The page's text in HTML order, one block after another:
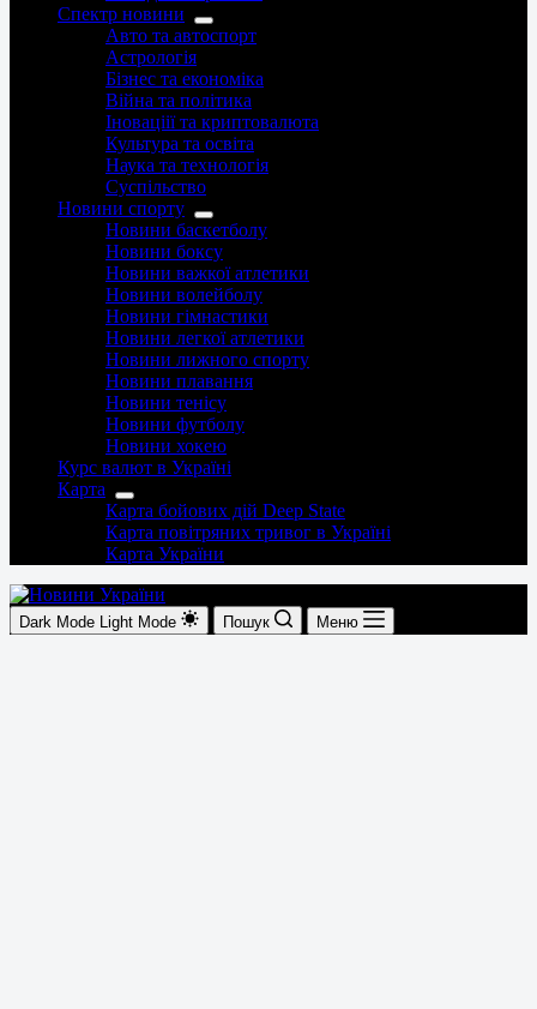
Спектр новини
Авто та автоспорт
Астрологія
Бізнес та економіка
Війна та політика
Іноваціії та криптовалюта
Культура та освіта
Наука та технологія
Суспільство
Новини спорту
Новини баскетболу
Новини боксу
Новини важкої атлетики
Новини волейболу
Новини гімнастики
Новини легкої атлетики
Новини лижного спорту
Новини плавання
Новини тенісу
Новини футболу
Новини хокею
Курс валют в Україні
Карта
Карта бойових дій Deep State
Карта повітряних тривог в Україні
Карта України
Dark Mode Light Mode Пошук Меню